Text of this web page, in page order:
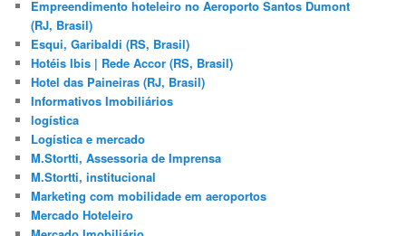
Empreendimento hoteleiro no Aeroporto Santos Dumont
(RJ, Brasil)
Esqui, Garibaldi (RS, Brasil)
Hotéis Ibis | Rede Accor (RS, Brasil)
Hotel das Paineiras (RJ, Brasil)
Informativos Imobiliários
logística
Logística e mercado
M.Stortti, Assessoria de Imprensa
M.Stortti, institucional
Marketing com mobilidade em aeroportos
Mercado Hoteleiro